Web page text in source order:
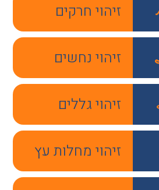
זיהוי חרקים
זיהוי נחשים
זיהוי גללים
זיהוי מחלות עץ